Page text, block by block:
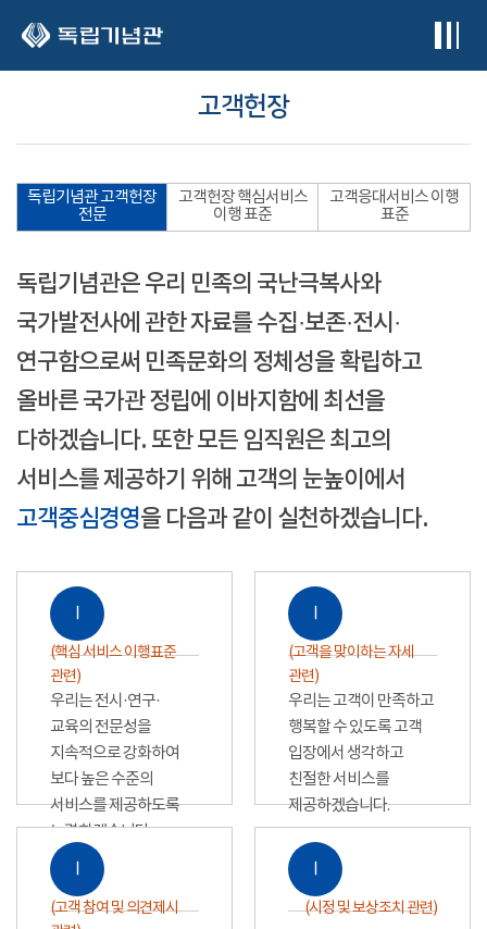
고객헌장
독립기념관 고객헌장
전문
고객헌장 핵심서비스
이행 표준
고객응대서비스 이행
표준
독립기념관은 우리 민족의 국난극복사와
국가발전사에 관한 자료를 수집·보존·전시·
연구함으로써 민족문화의 정체성을 확립하고
올바른 국가관 정립에 이바지함에 최선을
다하겠습니다. 또한 모든 임직원은 최고의
서비스를 제공하기 위해 고객의 눈높이에서
고객중심경영을 다음과 같이 실천하겠습니다.
Ⅰ
(핵심 서비스 이행표준
관련)
우리는 전시·연구·
교육의 전문성을
지속적으로 강화하여
보다 높은 수준의
서비스를 제공하도록
노력하겠습니다.
Ⅰ
(고객을 맞이하는 자세
관련)
우리는 고객이 만족하고
행복할 수 있도록 고객
입장에서 생각하고
친절한 서비스를
제공하겠습니다.
Ⅰ
(고객 참여 및 의견제시
Ⅰ
(시정 및 보상조치 관련)